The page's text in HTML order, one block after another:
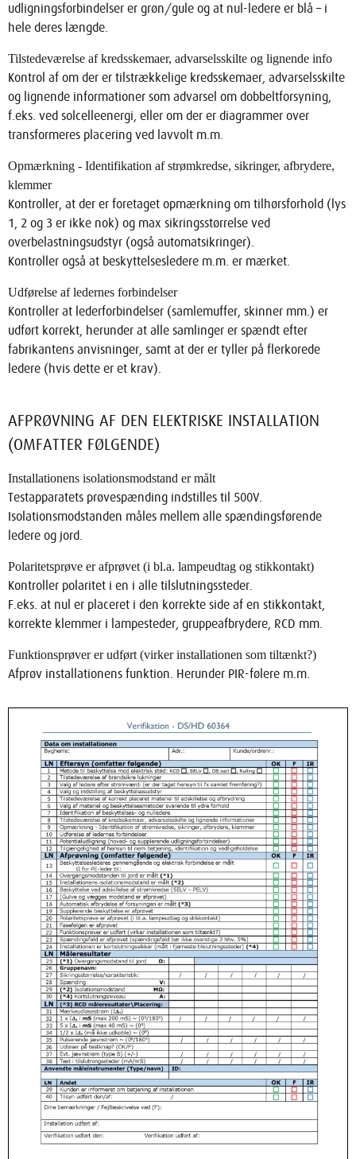
udligningsforbindelser er grøn/gule og at nul-ledere er blå – i
hele deres længde.
Tilstedeværelse af kredsskemaer, advarselsskilte og lignende info
Kontrol af om der er tilstrækkelige kredsskemaer, advarselsskilte
og lignende informationer som advarsel om dobbeltforsyning,
f.eks. ved solcelleenergi, eller om der er diagrammer over
transformeres placering ved lavvolt m.m.
Opmærkning - Identifikation af strømkredse, sikringer, afbrydere,
klemmer
Kontroller, at der er foretaget opmærkning om tilhørsforhold (lys
1, 2 og 3 er ikke nok) og max sikringsstørrelse ved
overbelastningsudstyr (også automatsikringer).
Kontroller også at beskyttelsesledere m.m. er mærket.
Udførelse af ledernes forbindelser
Kontroller at lederforbindelser (samlemuffer, skinner mm.) er
udført korrekt, herunder at alle samlinger er spændt efter
fabrikantens anvisninger, samt at der er tyller på flerkorede
ledere (hvis dette er et krav).
AFPRØVNING AF DEN ELEKTRISKE INSTALLATION
(OMFATTER FØLGENDE)
Installationens isolationsmodstand er målt
Testapparatets prøvespænding indstilles til 500V.
Isolationsmodstanden måles mellem alle spændingsførende
ledere og jord.
Polaritetsprøve er afprøvet (i bl.a. lampeudtag og stikkontakt)
Kontroller polaritet i en i alle tilslutningssteder.
F.eks. at nul er placeret i den korrekte side af en stikkontakt,
korrekte klemmer i lampesteder, gruppeafbrydere, RCD mm.
Funktionsprøver er udført (virker installationen som tiltænkt?)
Afprøv installationens funktion. Herunder PIR-følere m.m.